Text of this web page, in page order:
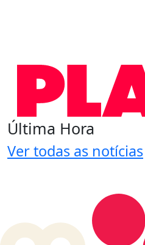
Última Hora
Ver todas as notícias